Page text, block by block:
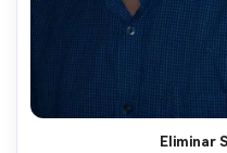
Eliminar